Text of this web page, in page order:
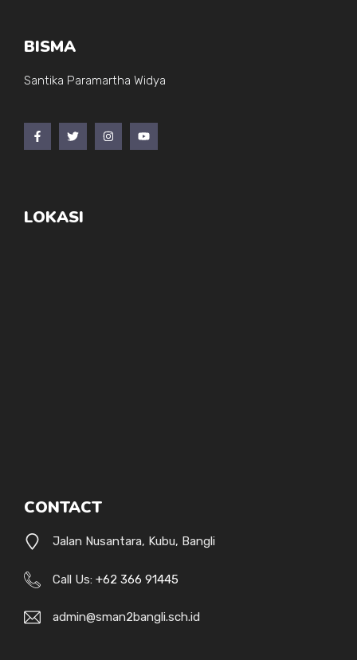
BISMA
Santika Paramartha Widya
LOKASI
CONTACT
Jalan Nusantara, Kubu, Bangli
Call Us: +62 366 91445
admin@sman2bangli.sch.id